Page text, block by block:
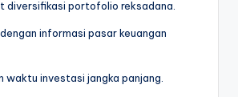
diversifikasi portofolio reksadana.
informasi pasar keuangan
waktu investasi jangka panjang.